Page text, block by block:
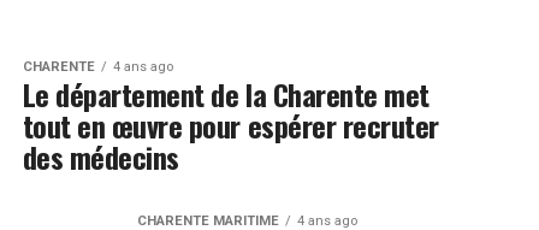
CHARENTE 4 ans ago
Le département de la Charente met
tout en œuvre pour espérer recruter
des médecins
CHARENTE MARITIME 4 ans ago